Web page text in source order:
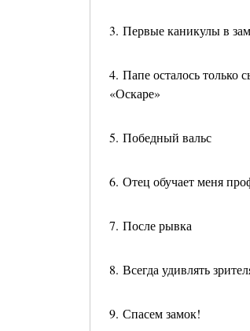
3. Первые каникулы в
4. Папе осталось только
«Оскаре»
5. Победный вальс
6. Отец обучает меня
7. После рывка
8. Всегда удивлять
9. Спасем замок!